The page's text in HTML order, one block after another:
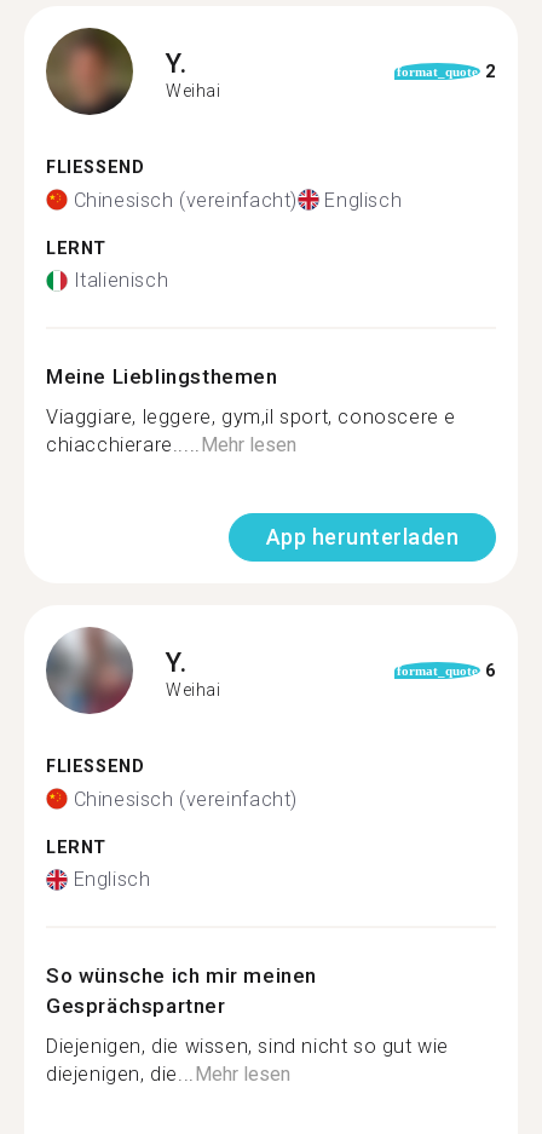
Y.
Weihai
format_quote 2
FLIESSEND
Chinesisch (vereinfacht) Englisch
LERNT
Italienisch
Meine Lieblingsthemen
Viaggiare, leggere, gym,il sport, conoscere e
chiacchierare.....Mehr lesen
App herunterladen
Y.
Weihai
format_quote 6
FLIESSEND
Chinesisch (vereinfacht)
LERNT
Englisch
So wünsche ich mir meinen
Gesprächspartner
Diejenigen, die wissen, sind nicht so gut wie
diejenigen, die...Mehr lesen